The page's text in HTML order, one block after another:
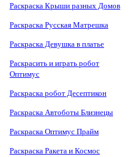
Раскраска Крыши разных Домов
Раскраска Русская Матрешка
Раскраска Девушка в платье
Раскрасить и играть робот
Оптимус
Раскраска робот Десептикон
Раскраска Автоботы Близнецы
Раскраска Оптимус Прайм
Раскраска Ракета и Космос